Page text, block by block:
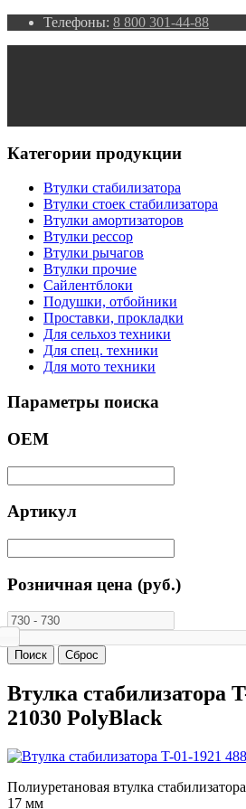
Телефоны: 8 800 301-44-88
Категории продукции
Втулки стабилизатора
Втулки стоек стабилизатора
Втулки амортизаторов
Втулки рессор
Втулки рычагов
Втулки прочие
Сайлентблоки
Подушки, отбойники
Проставки, прокладки
Для сельхоз техники
Для спец. техники
Для мото техники
Параметры поиска
ОЕМ
Артикул
Розничная цена (руб.)
Втулка стабилизатора
21030 PolyBlack
Полиуретановая втулка
17 мм